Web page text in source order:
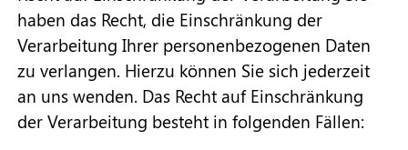
haben das Recht, die Einschränkung der
Verarbeitung Ihrer personenbezogenen Daten
zu verlangen. Hierzu können Sie sich jederzeit
an uns wenden. Das Recht auf Einschränkung
der Verarbeitung besteht in folgenden Fällen: